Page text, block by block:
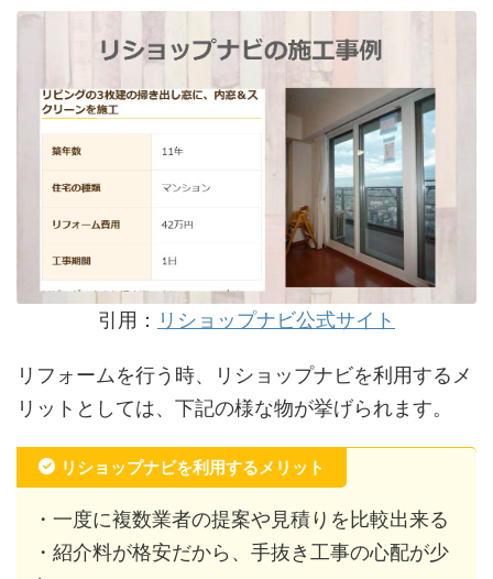
引用： リショップナビ公式サイト
リフォームを行う時、リショップナビを利用するメ
リットとしては、下記の様な物が挙げられます。
リショップナビを利用するメリット
・一度に複数業者の提案や見積りを比較出来る
・紹介料が格安だから、手抜き工事の心配が少